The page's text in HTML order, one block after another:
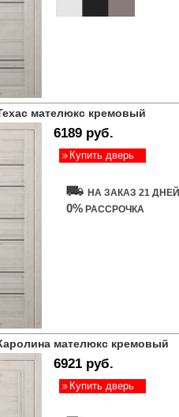
мателюкс кремовый
6189 руб.
Купить дверь
НА ЗАКАЗ 21 ДНЕЙ
0% РАССРОЧКА
мателюкс кремовый
6921 руб.
Купить дверь